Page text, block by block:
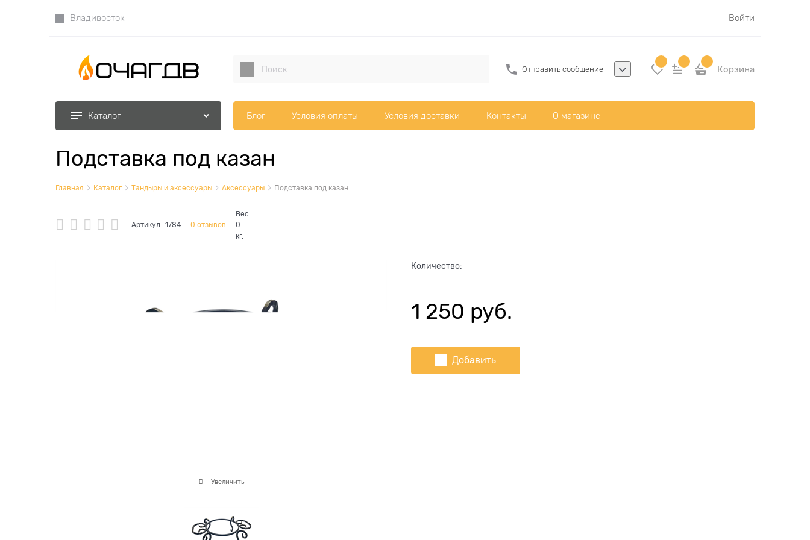
Владивосток Войти
Отправить сообщение Корзина
Каталог Блог Условия оплаты Условия доставки Контакты О магазине
Подставка под казан
Главная Каталог Тандыры и аксессуары Аксессуары Подставка под казан
Артикул: 1784 0 отзывов
Вес:
0
кг.
Увеличить
Количество:
1 250 руб.
Добавить